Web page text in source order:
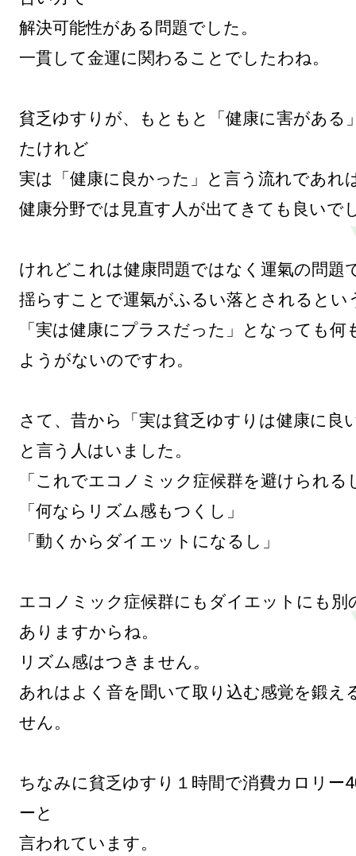
解決可能性がある問題でした。
一貫して金運に関わることでしたわね。
貧乏ゆすりが、もともと「健康に害がある
たけれど
実は「健康に良かった」と言う流れであれ
健康分野では見直す人が出てきても良いで
けれどこれは健康問題ではなく運氣の問題
揺らすことで運氣がふるい落とされるとい
「実は健康にプラスだった」となっても何
ようがないのですわ。
さて、昔から「実は貧乏ゆすりは健康に良
と言う人はいました。
「これでエコノミック症候群を避けられる
「何ならリズム感もつくし」
「動くからダイエットになるし」
エコノミック症候群にもダイエットにも別
ありますからね。
リズム感はつきません。
あれはよく音を聞いて取り込む感覚を鍛え
せん。
ちなみに貧乏ゆすり１時間で消費カロリー
ーと
言われています。